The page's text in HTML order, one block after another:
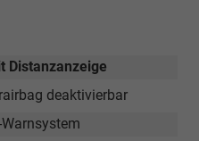
Distanzanzeige
deaktivierbar